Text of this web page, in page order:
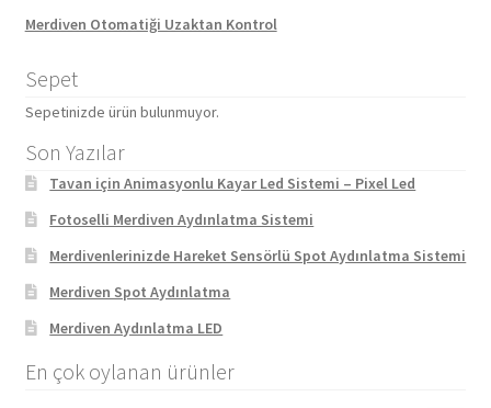
Merdiven Otomatiği Uzaktan Kontrol
Sepet
Sepetinizde ürün bulunmuyor.
Son Yazılar
Tavan için Animasyonlu Kayar Led Sistemi – Pixel Led
Fotoselli Merdiven Aydınlatma Sistemi
Merdivenlerinizde Hareket Sensörlü Spot Aydınlatma Sistemi
Merdiven Spot Aydınlatma
Merdiven Aydınlatma LED
En çok oylanan ürünler